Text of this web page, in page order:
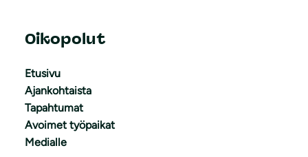
Oikopolut
Etusivu
Ajankohtaista
Tapahtumat
Avoimet työpaikat
Medialle